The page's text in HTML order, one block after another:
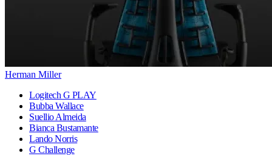
Herman Miller
Logitech G PLAY
Bubba Wallace
Suellio Almeida
Bianca Bustamante
Lando Norris
G Challenge